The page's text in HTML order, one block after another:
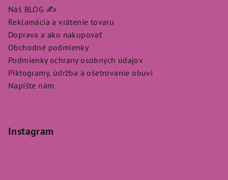
Náš BLOG ✍️
Reklamácia a vrátenie tovaru
Doprava a ako nakupovať
Obchodné podmienky
Podmienky ochrany osobných údajov
Piktogramy, údržba a ošetrovanie obuvi
Napíšte nám
Instagram